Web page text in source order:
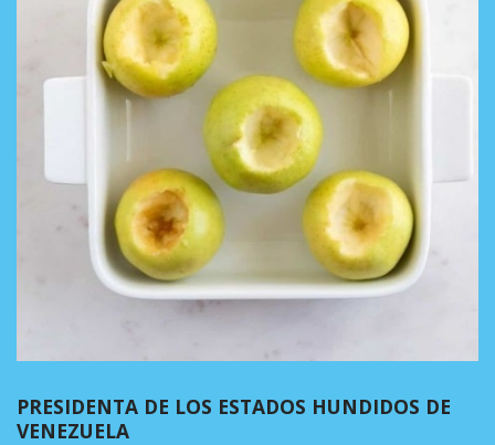
PRESIDENTA DE LOS ESTADOS HUNDIDOS DE
VENEZUELA